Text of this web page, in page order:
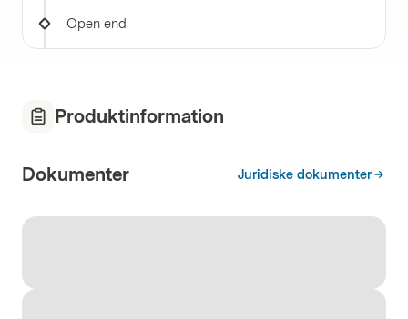
Open end
Produktinformation
Dokumenter Juridiske dokumenter